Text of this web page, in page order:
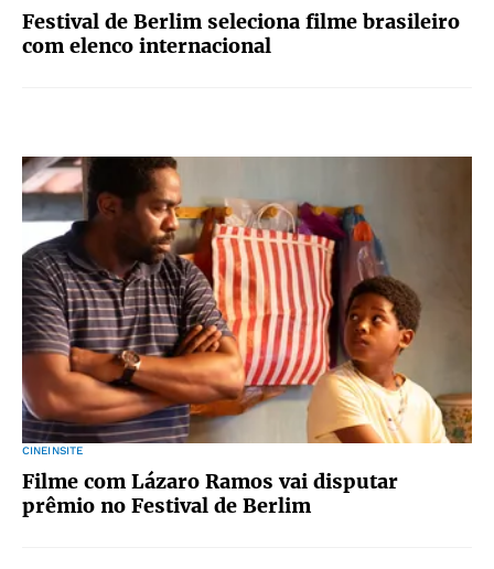
Festival de Berlim seleciona filme brasileiro
com elenco internacional
CINEINSITE
Filme com Lázaro Ramos vai disputar
prêmio no Festival de Berlim